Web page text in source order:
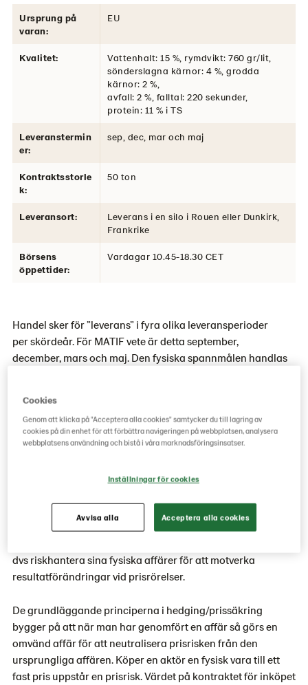
Ursprung på
varan:
EU
Kvalitet:
Vattenhalt: 15 %, rymdvikt: 760 gr/lit,
sönderslagna kärnor: 4 %, grodda
kärnor: 2 %,
avfall: 2 %, falltal: 220 sekunder,
protein: 11 % i TS
Leveranstermin
er:
sep, dec, mar och maj
Kontraktsstorle
k:
50 ton
Leveransort:
Leverans i en silo i Rouen eller Dunkirk,
Frankrike
Börsens
öppettider:
Vardagar 10.45-18.30 CET
Handel sker för ”leverans” i fyra olika leveransperioder
per skördeår. För MATIF vete är detta september,
december, mars och maj. Den fysiska spannmålen handlas
månader av tolv.
Aktörer som handlar finansiellt
två grupper: hedgeaktörer och investerare.
Hedgeaktörer
dvs riskhantera sina fysiska affärer för att motverka
resultatförändringar vid prisrörelser.
De grundläggande principerna i hedging/prissäkring
bygger på att när man har genomfört en affär så görs en
omvänd affär för att neutralisera prisrisken från den
ursprungliga affären. Köper en aktör en fysisk vara till ett
fast pris uppstår en prisrisk. Värdet på kontraktet för inköpet
Cookies
Genom att klicka på "Acceptera alla cookies" samtycker du till lagring av
cookies på din enhet för att förbättra navigeringen på webbplatsen, analysera
webbplatsens användning och bistå i våra marknadsföringsinsatser.
Inställningar för cookies
Avvisa alla Acceptera alla cookies